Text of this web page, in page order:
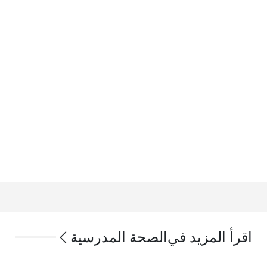
اقرأ المزيد في الصحة المدرسية